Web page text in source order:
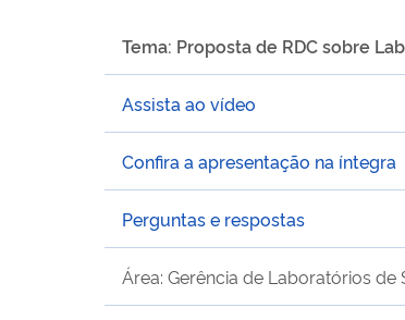
Tema: Proposta de RDC sobre
Assista ao vídeo
Confira a apresentação na íntegra
Perguntas e respostas
Área: Gerência de Laboratórios de